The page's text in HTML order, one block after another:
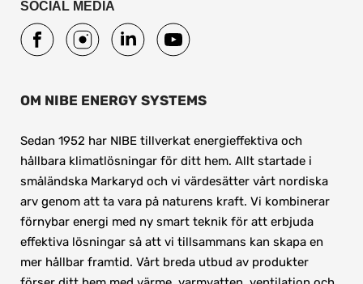
OM NIBE ENERGY SYSTEMS
Sedan 1952 har NIBE tillverkat energieffektiva och
hållbara klimatlösningar för ditt hem. Allt startade i
småländska Markaryd och vi värdesätter vårt nordiska
arv genom att ta vara på naturens kraft. Vi kombinerar
förnybar energi med ny smart teknik för att erbjuda
effektiva lösningar så att vi tillsammans kan skapa en
mer hållbar framtid. Vårt breda utbud av produkter
SOCIAL MEDIA